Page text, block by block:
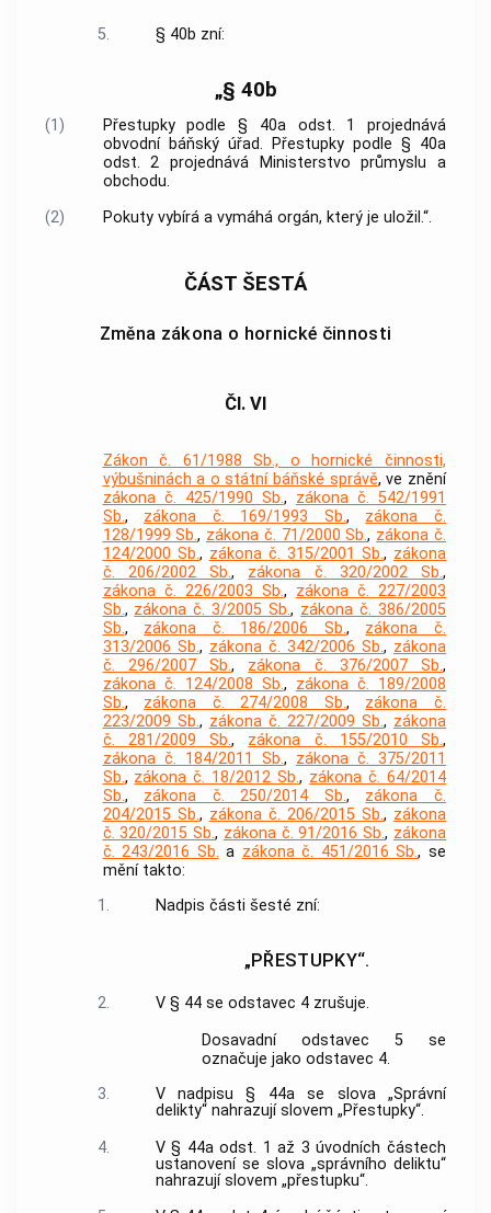
5. § 40b zní:
„§ 40b
(1)
Přestupky podle § 40a odst. 1 projednává
obvodní báňský úřad. Přestupky podle § 40a
odst. 2 projednává Ministerstvo průmyslu a
obchodu.
(2)
Pokuty vybírá a vymáhá orgán, který je uložil.“.
ČÁST ŠESTÁ
Změna zákona o hornické činnosti
Čl. VI
Zákon č. 61/1988 Sb., o hornické činnosti,
výbušninách a o státní báňské správě, ve znění
zákona č. 425/1990 Sb., zákona č. 542/1991
Sb., zákona č. 169/1993 Sb., zákona č.
128/1999 Sb., zákona č. 71/2000 Sb., zákona č.
124/2000 Sb., zákona č. 315/2001 Sb., zákona
č. 206/2002 Sb., zákona č. 320/2002 Sb.,
zákona č. 226/2003 Sb., zákona č. 227/2003
Sb., zákona č. 3/2005 Sb., zákona č. 386/2005
Sb., zákona č. 186/2006 Sb., zákona č.
313/2006 Sb., zákona č. 342/2006 Sb., zákona
č. 296/2007 Sb., zákona č. 376/2007 Sb.,
zákona č. 124/2008 Sb., zákona č. 189/2008
Sb., zákona č. 274/2008 Sb., zákona č.
223/2009 Sb., zákona č. 227/2009 Sb., zákona
č. 281/2009 Sb., zákona č. 155/2010 Sb.,
zákona č. 184/2011 Sb., zákona č. 375/2011
Sb., zákona č. 18/2012 Sb., zákona č. 64/2014
Sb., zákona č. 250/2014 Sb., zákona č.
204/2015 Sb., zákona č. 206/2015 Sb., zákona
č. 320/2015 Sb., zákona č. 91/2016 Sb., zákona
č. 243/2016 Sb. a zákona č. 451/2016 Sb., se
mění takto:
1.
Nadpis části šesté zní:
„PŘESTUPKY“.
2. V § 44 se odstavec 4 zrušuje.
Dosavadní odstavec 5 se
označuje jako odstavec 4.
3.
V nadpisu § 44a se slova „Správní
delikty“ nahrazují slovem „Přestupky“.
4.
V § 44a odst. 1 až 3 úvodních částech
ustanovení se slova „správního deliktu“
nahrazují slovem „přestupku“.